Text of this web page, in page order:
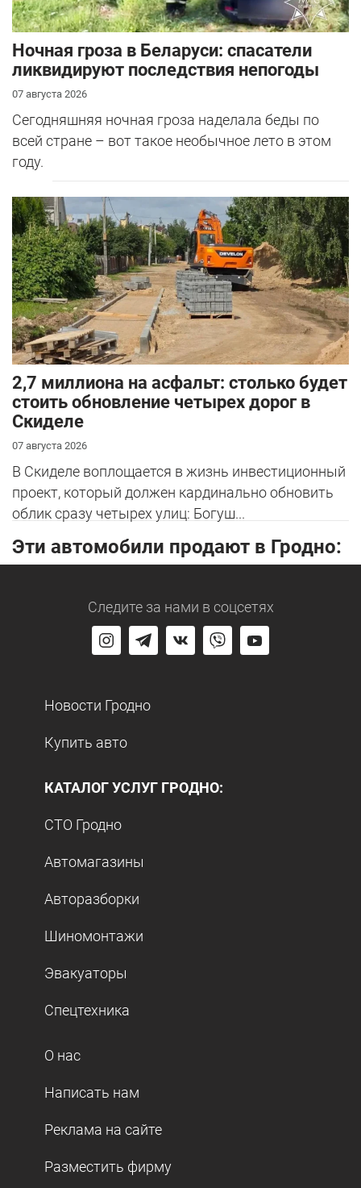
Ночная гроза в Беларуси: спасатели
ликвидируют последствия непогоды
07 августа 2026
Сегодняшняя ночная гроза наделала беды по
всей стране – вот такое необычное лето в этом
году.
2,7 миллиона на асфальт: столько будет
стоить обновление четырех дорог в
Скиделе
07 августа 2026
В Скиделе воплощается в жизнь инвестиционный
проект, который должен кардинально обновить
облик сразу четырех улиц: Богуш...
Эти автомобили продают в Гродно:
Следите за нами в соцсетях
Новости Гродно
Купить авто
КАТАЛОГ УСЛУГ ГРОДНО:
СТО Гродно
Автомагазины
Авторазборки
Шиномонтажи
Эвакуаторы
Спецтехника
О нас
Написать нам
Реклама на сайте
Разместить фирму